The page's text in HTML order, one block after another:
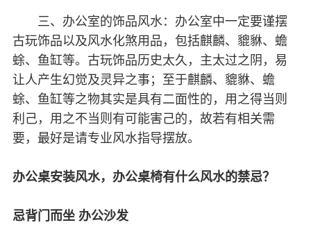
三、办公室的饰品风水：办公室中一定要谨摆
古玩饰品以及风水化煞用品，包括麒麟、貔貅、蟾
蜍、鱼缸等。古玩饰品历史太久，主太过之阴，易
让人产生幻觉及灵异之事；至于麒麟、貔貅、蟾
蜍、鱼缸等之物其实是具有二面性的，用之得当则
利己，用之不当则有可能害己的，故若有相关需
要，最好是请专业风水指导摆放。
办公桌安装风水，办公桌椅有什么风水的禁忌？
忌背门而坐 办公沙发